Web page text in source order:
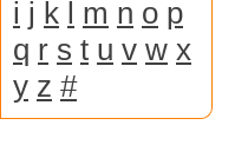
i j k l m n o p
q r s t u v w x
y z #